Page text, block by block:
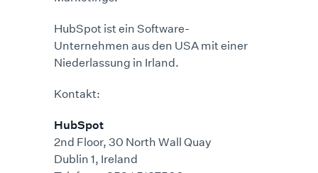
HubSpot ist ein Software-
Unternehmen aus den USA mit einer
Niederlassung in Irland.
Kontakt:
HubSpot
2nd Floor, 30 North Wall Quay
Dublin 1, Ireland